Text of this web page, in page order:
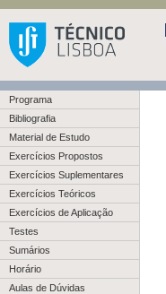
Programa
Bibliografia
Material de Estudo
Exercícios Propostos
Exercícios Suplementares
Exercícios Teóricos
Exercícios de Aplicação
Testes
Sumários
Horário
Aulas de Dúvidas